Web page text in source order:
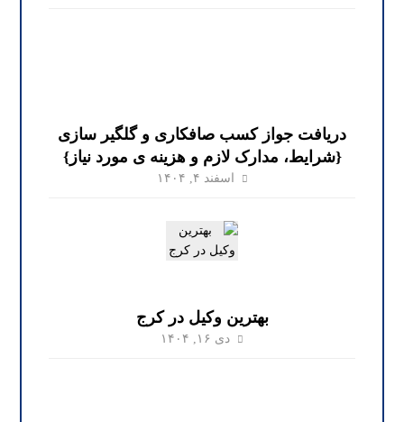
دریافت جواز کسب صافکاری و گلگیر سازی
{شرایط، مدارک لازم و هزینه ی مورد نیاز}
اسفند ۴, ۱۴۰۴
بهترین وکیل در کرج
دی ۱۶, ۱۴۰۴